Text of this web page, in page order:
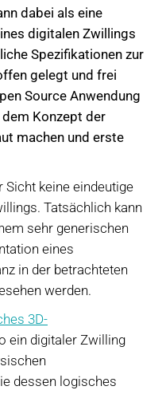
dabei als eine
digitalen Zwillings
Spezifikationen zur
gelegt und frei
Source Anwendung
Konzept der
machen und erste
Sicht keine eindeutige
Tatsächlich kann
sehr generischen
eines
in der betrachteten
werden.
3D-
ein digitaler Zwilling
dessen logisches